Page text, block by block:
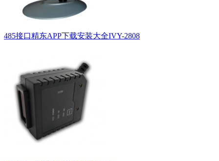
485接口精东APP下载安装大全IVY-2808